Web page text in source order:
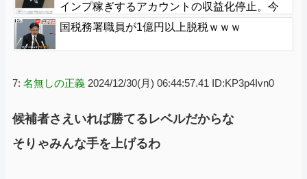
インプ稼ぎするアカウントの収益化停止。今
後はオリジナル重視
国税務署職員が1億円以上脱税ｗｗｗ
7: 名無しの正義 2024/12/30(月) 06:44:57.41 ID:KP3p4Ivn0
候補者さえいれば勝てるレベルだからな
そりゃみんな手を上げるわ